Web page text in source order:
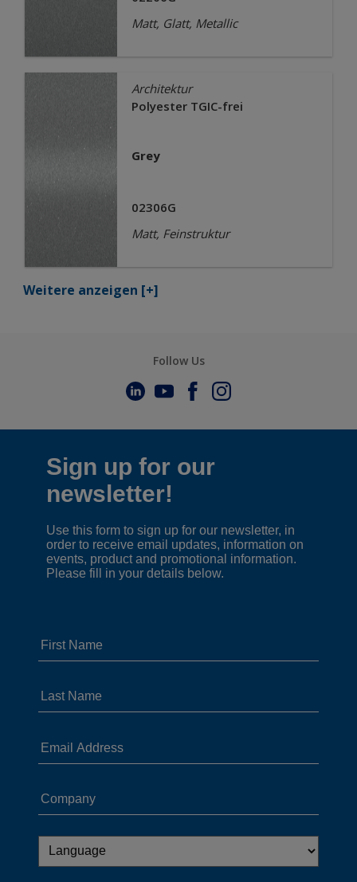
Matt, Glatt, Metallic
Architektur
Polyester TGIC-frei
Grey
02306G
Matt, Feinstruktur
Weitere anzeigen [+]
Follow Us